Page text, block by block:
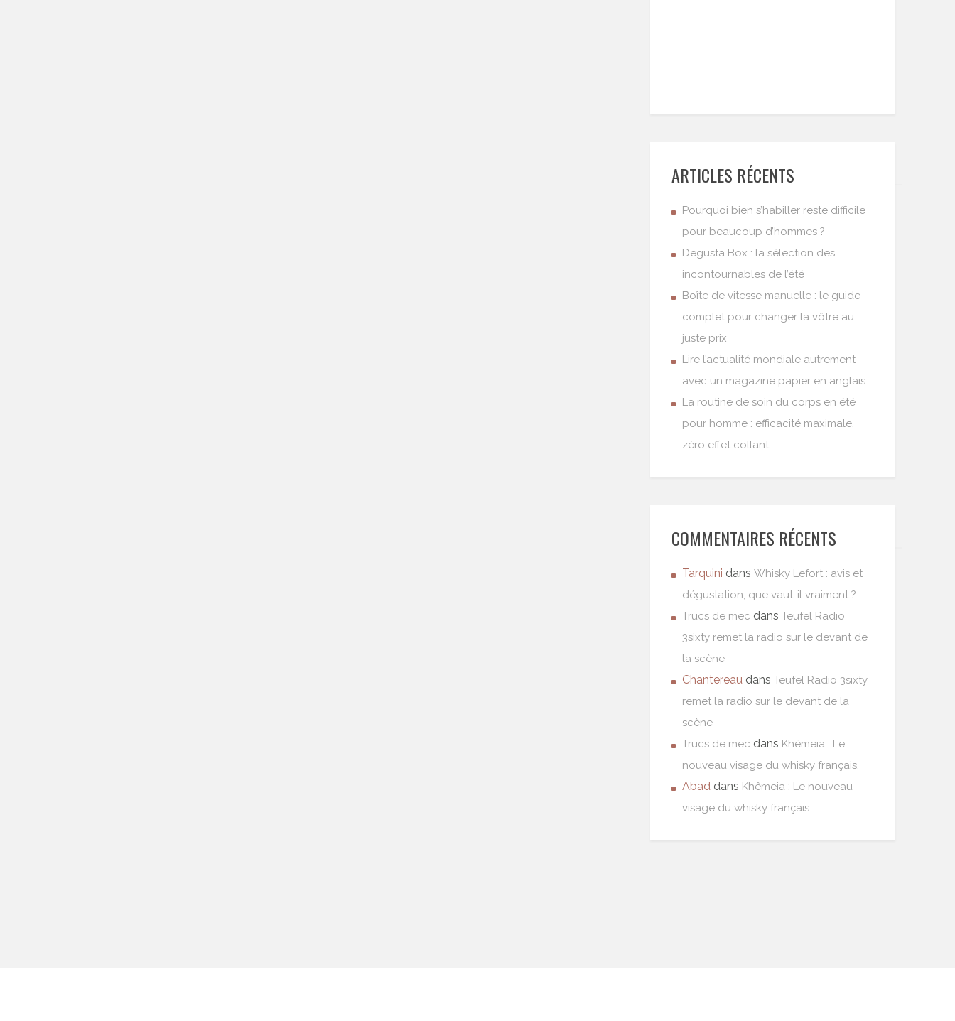
ARTICLES RÉCENTS
Pourquoi bien s’habiller reste difficile
pour beaucoup d’hommes ?
Degusta Box : la sélection des
incontournables de l’été
Boîte de vitesse manuelle : le guide
complet pour changer la vôtre au
juste prix
Lire l’actualité mondiale autrement
avec un magazine papier en anglais
La routine de soin du corps en été
pour homme : efficacité maximale,
zéro effet collant
COMMENTAIRES RÉCENTS
Tarquini dans Whisky Lefort : avis et
dégustation, que vaut-il vraiment ?
Trucs de mec dans Teufel Radio
3sixty remet la radio sur le devant de
la scène
Chantereau dans Teufel Radio 3sixty
remet la radio sur le devant de la
scène
Trucs de mec dans Khêmeia : Le
nouveau visage du whisky français.
Abad dans Khêmeia : Le nouveau
visage du whisky français.